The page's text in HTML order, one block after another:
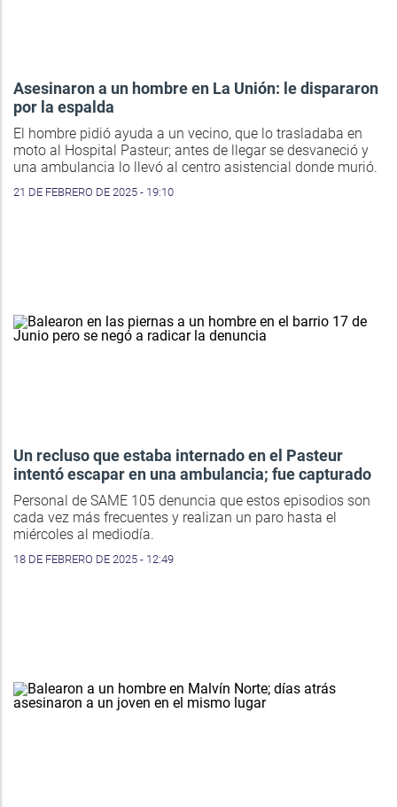
Asesinaron a un hombre en La Unión: le dispararon
por la espalda
El hombre pidió ayuda a un vecino, que lo trasladaba en
moto al Hospital Pasteur; antes de llegar se desvaneció y
una ambulancia lo llevó al centro asistencial donde murió.
21 DE FEBRERO DE 2025 - 19:10
Un recluso que estaba internado en el Pasteur
intentó escapar en una ambulancia; fue capturado
Personal de SAME 105 denuncia que estos episodios son
cada vez más frecuentes y realizan un paro hasta el
miércoles al mediodía.
18 DE FEBRERO DE 2025 - 12:49